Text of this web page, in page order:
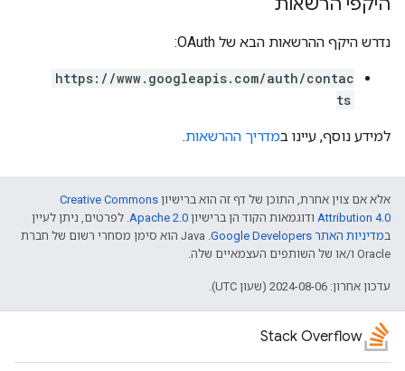
נדרש היקף ההרשאות הבא של OAuth:
https://www.googleapis.com/auth/contac
ts
למידע נוסף, עיינו במדריך ההרשאות.
אלא אם צוין אחרת, התוכן של דף זה הוא ברישיון Creative Commons
Attribution 4.0 ודוגמאות הקוד הן ברישיון Apache 2.0. לפרטים, ניתן לעיין
במדיניות האתר Google Developers‏
.‏ Java הוא סימן מסחרי רשום של חברת
Oracle ו/או של השותפים העצמאיים שלה.
עדכון אחרון: 2024-08-06 (שעון UTC).
Stack Overflow